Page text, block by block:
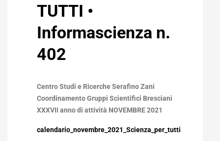
TUTTI •
Informascienza n.
402
Centro Studi e Ricerche Serafino Zani
Coordinamento Gruppi Scientifici Bresciani
XXXVII anno di attività NOVEMBRE 2021
calendario_novembre_2021_Scienza_per_tutti